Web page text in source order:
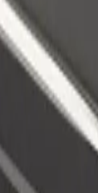
in våra tjänster
Ladda